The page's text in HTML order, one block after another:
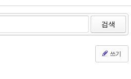
검색
쓰기